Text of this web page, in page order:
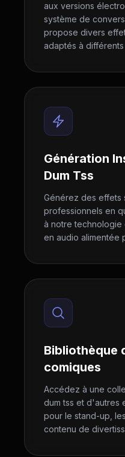
aux versions
système de
propose divers
adaptés à
Génération
Dum Tss
Générez des effets
professionnels en
à notre
en audio alimentée
Bibliothèque
comiques
Accédez à une
dum tss et d'autres
pour le stand-up,
contenu de